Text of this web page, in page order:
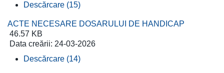
Descărcare (15)
ACTE NECESARE DOSARULUI DE HANDICAP
46.57 KB
Data creării: 24-03-2026
Descărcare (14)